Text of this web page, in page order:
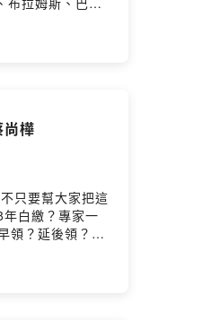
樺
只要幫大家把這
領？延後領？一